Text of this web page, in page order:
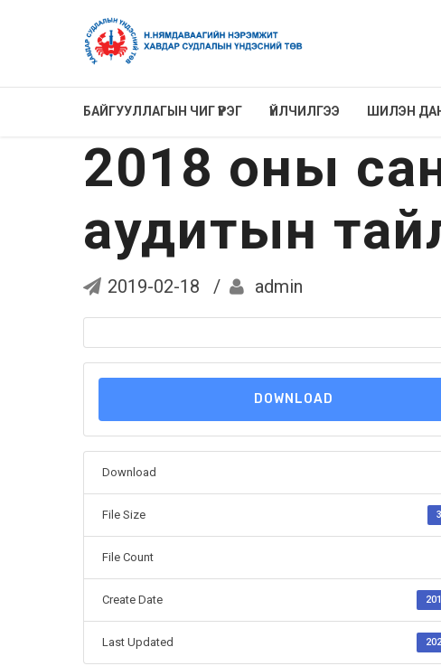
БАЙГУУЛЛАГЫН ЧИГ ҮҮРЭГ ҮЙЛЧИЛГЭЭ ШИЛЭН
2018 оны
аудитын
2019-02-18 admin
DOWNLOAD
Download
File Size
File Count
Create Date
Last Updated